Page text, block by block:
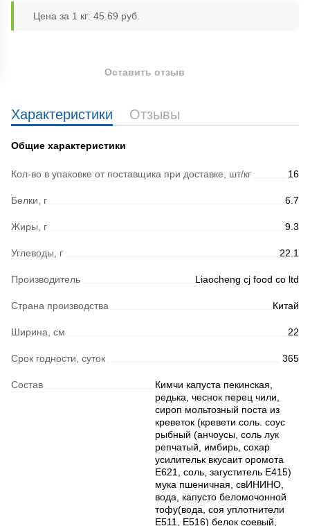
Цена за 1 кг: 45.69 руб.
Характеристики Отзывы
Общие характеристики
Кол-во в упаковке от поставщика при доставке, шт/кг 16
Белки, г 6.7
Жиры, г 9.3
Углеводы, г 22.1
Производитель Liaocheng cj food co ltd
Страна производства Китай
Ширина, см 22
Срок годности, суток 365
Состав
Кимчи капуста пекинская,
редька, чеснок перец чили,
сироп мольтозный поста из
креветок (кревети соль. соус
рыбный (анчоусы, соль лук
репчатый, имбирь, сохар
усилительк вкусаит оромота
E621, соль, загуститель E415)
мука пшеничная, свИНИНО,
вода, капусто беломочонной
тофу(вода, соя уплотнители
Е511, Е516) белок соевый,
Оставить отзыв